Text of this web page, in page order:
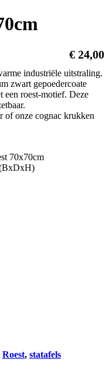
€ 24,00
industriële uitstraling.
zwart gepoedercoate
een roest-motief. Deze
of onze cognac krukken
70x70cm
Roest, statafels